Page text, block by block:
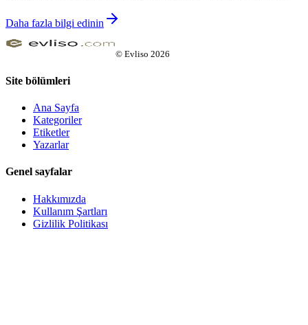
Daha fazla bilgi edinin
© Evliso 2026
Site bölümleri
Ana Sayfa
Kategoriler
Etiketler
Yazarlar
Genel sayfalar
Hakkımızda
Kullanım Şartları
Gizlilik Politikası